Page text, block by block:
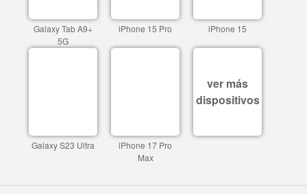
Galaxy Tab A9+
5G
iPhone 15 Pro iPhone 15
Galaxy S23 Ultra
iPhone 17 Pro
Max
ver más
dispositivos